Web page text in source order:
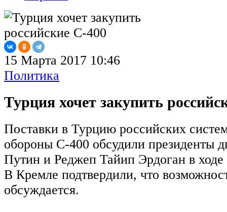
15 Марта 2017 10:46
Политика
Турция хочет закупить
Поставки в Турцию российских
обороны С-400 обсудили президенты
Путин и Реджеп Тайип Эрдоган в ходе
В Кремле подтвердили, что
обсуждается.